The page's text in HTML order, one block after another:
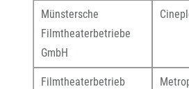
Münstersche
Filmtheaterbetriebe
GmbH
Filmtheaterbetrieb